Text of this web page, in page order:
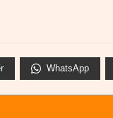
WhatsApp